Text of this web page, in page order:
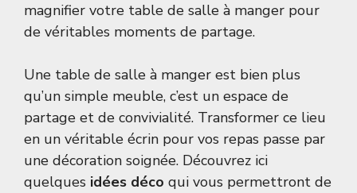
magnifier votre table de salle à manger pour
de véritables moments de partage.
Une table de salle à manger est bien plus
qu’un simple meuble, c’est un espace de
partage et de convivialité. Transformer ce lieu
en un véritable écrin pour vos repas passe par
une décoration soignée. Découvrez ici
quelques idées déco qui vous permettront de